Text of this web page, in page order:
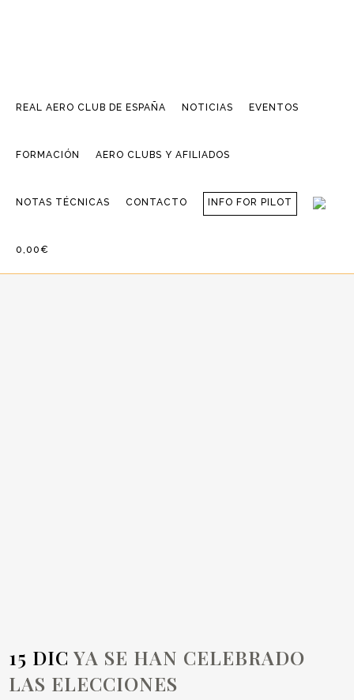
REAL AERO CLUB DE ESPAÑA NOTICIAS EVENTOS
FORMACIÓN AERO CLUBS Y AFILIADOS
NOTAS TÉCNICAS CONTACTO INFO FOR PILOT
0,00€
15 DIC YA SE HAN CELEBRADO
LAS ELECCIONES